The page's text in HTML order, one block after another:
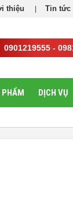
thiệu Tin tức
0901219555 -
PHẨM DỊCH VỤ